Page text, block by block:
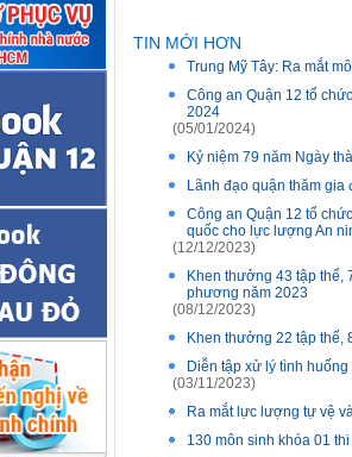
TIN MỚI HƠN
Trung Mỹ Tây: Ra mắt
Công an Quận 12 tổ
2024
(05/01/2024)
Kỷ niệm 79 năm Ngày
Lãnh đạo quận thăm
Công an Quận 12 tổ
quốc cho lực lượng An
(12/12/2023)
Khen thưởng 43 tập thể,
phương năm 2023
(08/12/2023)
Khen thưởng 22 tập thể,
Diễn tập xử lý tình
(03/11/2023)
Ra mắt lực lượng tự vệ
130 môn sinh khóa 01